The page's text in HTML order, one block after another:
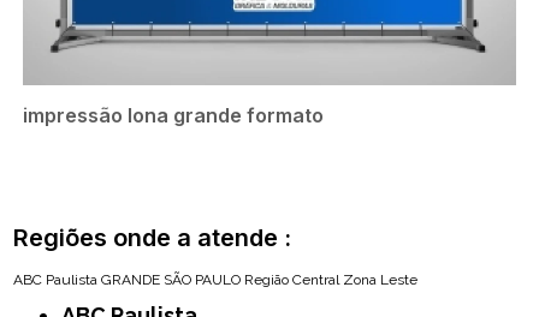
impressão lona grande formato
Regiões onde a atende :
ABC Paulista GRANDE SÃO PAULO Região Central Zona Leste